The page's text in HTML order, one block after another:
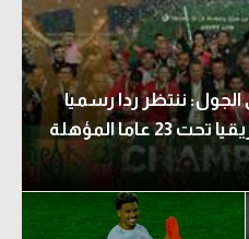
ننتظر ردا رسميا
بشأن استضافة كأس إفريقيا تحت 23 عاما المؤهلة